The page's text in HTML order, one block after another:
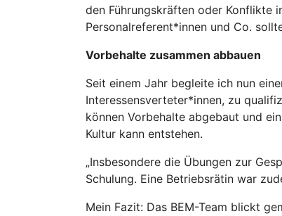
den Führungskräften oder Konflikte
Personalreferent*innen und Co.
Vorbehalte zusammen abbauen
Seit einem Jahr begleite ich nun
Interessensverteter*innen, zu
können Vorbehalte abgebaut und
Kultur kann entstehen.
„Insbesondere die Übungen zur
Schulung. Eine Betriebsrätin war
Mein Fazit: Das BEM-Team blickt